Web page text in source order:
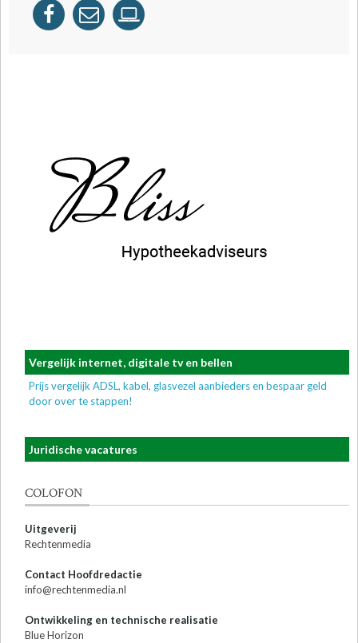
Vergelijk internet, digitale tv en bellen
Prijs vergelijk ADSL, kabel, glasvezel aanbieders en bespaar geld
door over te stappen!
Juridische vacatures
COLOFON
Uitgeverij
Rechtenmedia
Contact Hoofdredactie
info@rechtenmedia.nl
Ontwikkeling en technische realisatie
Blue Horizon